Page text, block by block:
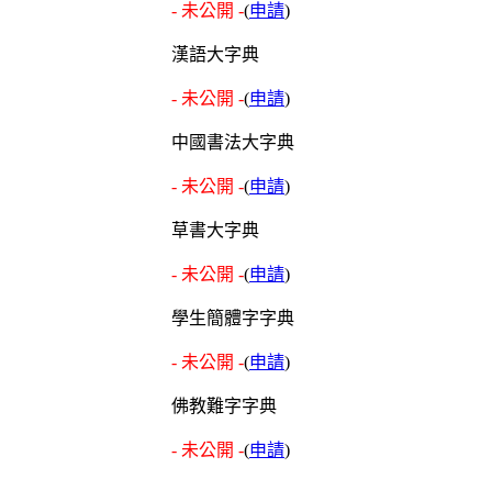
- 未公開 -(申請)
漢語大字典
- 未公開 -(申請)
中國書法大字典
- 未公開 -(申請)
草書大字典
- 未公開 -(申請)
學生簡體字字典
- 未公開 -(申請)
佛教難字字典
- 未公開 -(申請)